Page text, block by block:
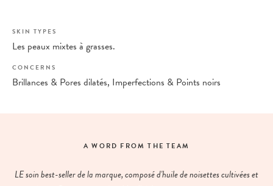
SKIN TYPES
Les peaux mixtes à grasses.
CONCERNS
Brillances & Pores dilatés, Imperfections & Points noirs
A WORD FROM THE TEAM
LE soin best-seller de la marque, composé d'huile de noisettes cultivées et